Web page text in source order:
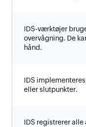
IDS-værktøjer
overvågning. De
hånd.
IDS
eller slutpunkter.
IDS registrerer